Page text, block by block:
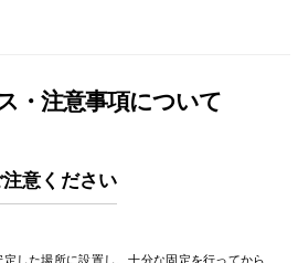
・注意事項について
注意ください
した場所に設置し、十分な固定を行ってから